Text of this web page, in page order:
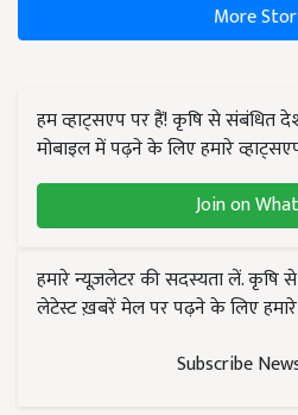
More
हम व्हाट्सएप पर हैं! कृषि से संबंधित
मोबाइल में पढ़ने के लिए हमारे
Join on
हमारे न्यूज़लेटर की सदस्यता लें. कृषि
लेटेस्ट ख़बरें मेल पर पढ़ने के लिए
Subscribe